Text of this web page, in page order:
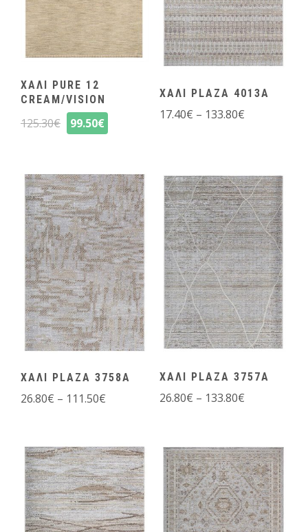
ΧΑΛΙ PURE 12
CREAM/VISION
125.30€ 99.50€
ΧΑΛΙ PLAZA 4013A
17.40€ – 133.80€
ΧΑΛΙ PLAZA 3758A
26.80€ – 111.50€
ΧΑΛΙ PLAZA 3757A
26.80€ – 133.80€